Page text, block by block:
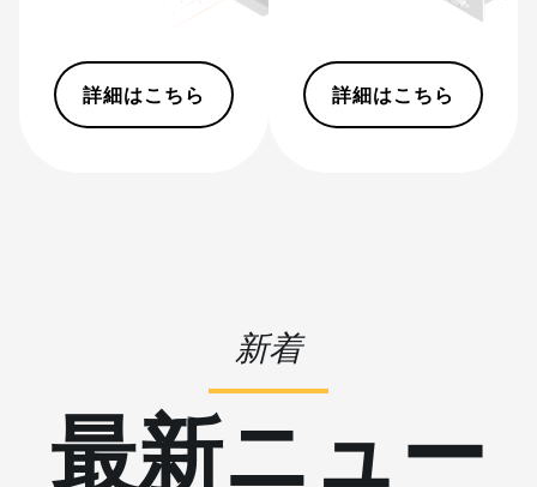
BITMAIN AntMiner S9j
BITMAIN AntMiner S9k
BITMAIN AntMiner T9+
BITMAIN AntMiner Z11
BITMAIN AntMiner Z11e
BITMAIN AntMiner Z11j
詳細はこちら 詳細はこちら
新着
最新ニュー